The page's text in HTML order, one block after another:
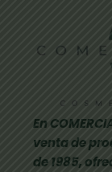
En
venta de
de 1985,